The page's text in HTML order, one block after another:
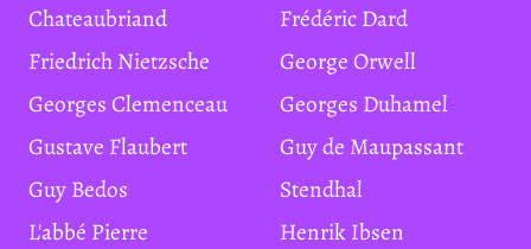
Chateaubriand
Frédéric Dard
Friedrich Nietzsche
George Orwell
Georges Clemenceau
Georges Duhamel
Gustave Flaubert
Guy de Maupassant
Guy Bedos
Stendhal
L'abbé Pierre
Henrik Ibsen